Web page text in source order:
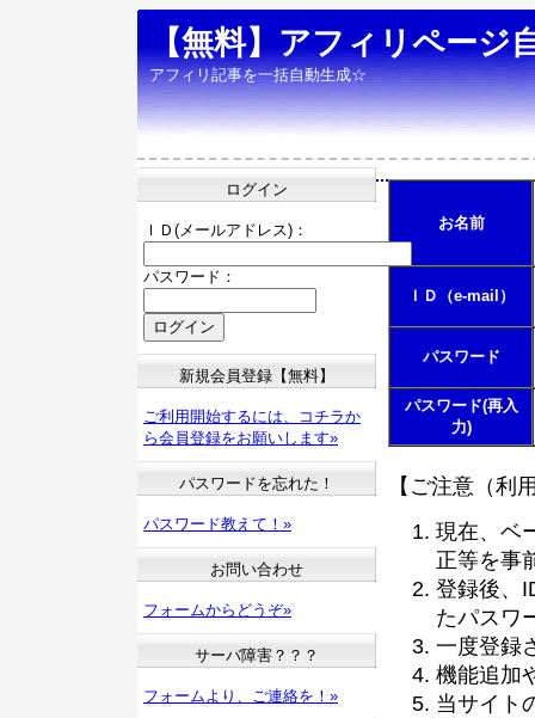
【無料】アフィリページ
アフィリ記事を一括自動生成☆
お名前
ＩＤ（e-mail）
パスワード
パスワード(再入
力)
【ご注意（利
現在、ベ
正等を事
登録後、
たパスワ
一度登録
機能追加
当サイト
ログイン
ＩＤ(メールアドレス)：
パスワード：
新規会員登録【無料】
ご利用開始するには、コチラか
ら会員登録をお願いします»
パスワードを忘れた！
パスワード教えて！»
お問い合わせ
フォームからどうぞ»
サーバ障害？？？
フォームより、ご連絡を！»